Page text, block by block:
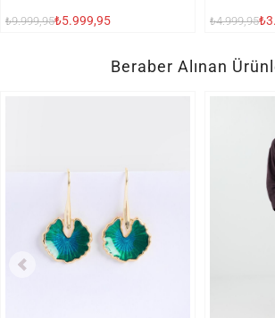
₺9.999,95₺5.999,95 ₺4.999,95
Beraber Alınan